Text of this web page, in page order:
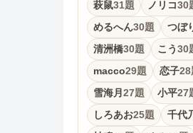
萩鼠31題 ノリコ30
めるへん30題 つぼ
清洲橋30題 こう30
macco29題 恋子28
雪海月 27題 小平27
しろあお25題 千代